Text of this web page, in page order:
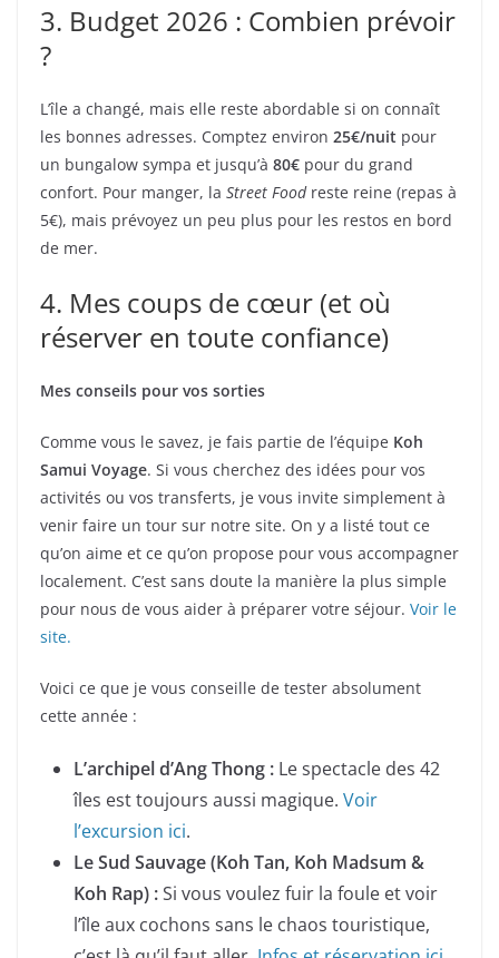
3. Budget 2026 : Combien prévoir
?
L’île a changé, mais elle reste abordable si on connaît
les bonnes adresses. Comptez environ 25€/nuit pour
un bungalow sympa et jusqu’à 80€ pour du grand
confort. Pour manger, la Street Foodreste reine (repas à
5€), mais prévoyez un peu plus pour les restos en bord
de mer.
4. Mes coups de cœur (et où
réserver en toute confiance)
Mes conseils pour vos sorties
Comme vous le savez, je fais partie de l’équipe Koh
Samui Voyage. Si vous cherchez des idées pour vos
activités ou vos transferts, je vous invite simplement à
venir faire un tour sur notre site. On y a listé tout ce
qu’on aime et ce qu’on propose pour vous accompagner
localement. C’est sans doute la manière la plus simple
pour nous de vous aider à préparer votre séjour. Voir le
site.
Voici ce que je vous conseille de tester absolument
cette année :
L’archipel d’Ang Thong : Le spectacle des 42
îles est toujours aussi magique. Voir
l’excursion ici.
Le Sud Sauvage (Koh Tan, Koh Madsum &
Koh Rap) :Si vous voulez fuir la foule et voir
l’île aux cochons sans le chaos touristique,